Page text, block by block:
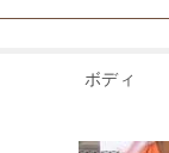
ボディ